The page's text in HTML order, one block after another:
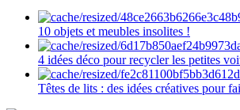
10 objets et meubles insolites !
4 idées déco pour recycler les petites
Têtes de lits : des idées créatives pour